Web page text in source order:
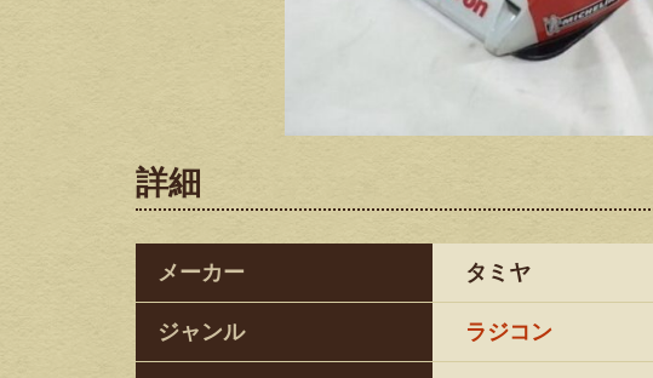
詳細
メーカー タミヤ
ジャンル ラジコン